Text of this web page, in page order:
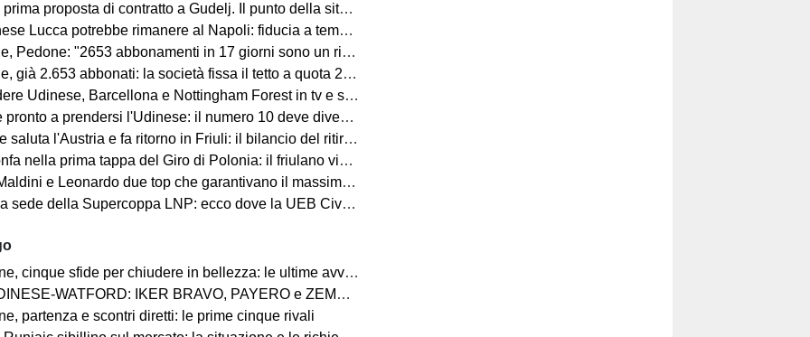
proposta di contratto a Gudelj. Il punto della situazione
Lucca potrebbe rimanere al Napoli: fiducia a tempo della società
"2653 abbonamenti in 17 giorni sono un risultato straordinario"
abbonati: la società fissa il tetto a quota 2.800 per garantire posti anche ai tifosi non abbonati
Udinese, Barcellona e Nottingham Forest in tv e streaming | FVG Cup
a prendersi l'Udinese: il numero 10 deve diventare anche leader e trascinatore
l'Austria e fa ritorno in Friuli: il bilancio del ritiro di Lienz
nella prima tappa del Giro di Polonia: il friulano vince in volata
Leonardo due top che garantivano il massimo, ma lo stesso discorso vale per Mancini e Ranieri”
della Supercoppa LNP: ecco dove la UEB Cividale difenderà il titolo
cinque sfide per chiudere in bellezza: le ultime avversarie
WATFORD: IKER BRAVO, PAYERO e ZEMURA è la triplice cessione direzione Londra
partenza e scontri diretti: le prime cinque rivali